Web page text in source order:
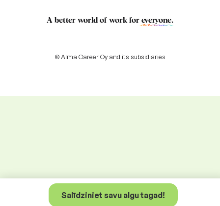
Salīdziniet savu algu tagad!
A better world of work for everyone.
© Alma Career Oy and its subsidiaries